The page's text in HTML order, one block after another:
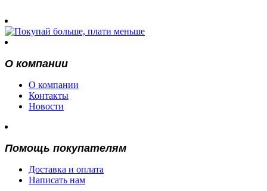
О компании
О компании
Контакты
Новости
Помощь покупателям
Доставка и оплата
Написать нам